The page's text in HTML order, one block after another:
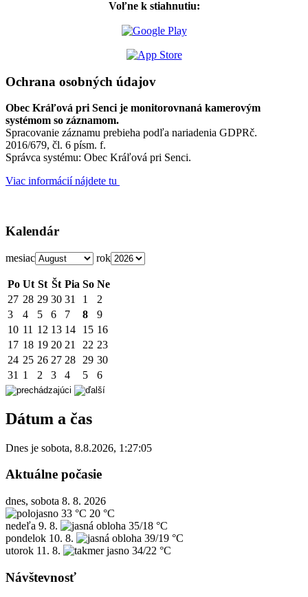
Voľne k stiahnutiu:
Ochrana osobných údajov
Obec Kráľová pri Senci je monitorovnaná kamerovým
systémom so záznamom.
Spracovanie záznamu prebieha podľa nariadenia GDPRč.
2016/679, čl. 6 písm. f.
Správca systému: Obec Kráľová pri Senci.
Viac informácií nájdete tu
Kalendár
mesiac rok
Po Ut St Št Pia So Ne
27 28 29 30 31 1
2
3
4 5 6 7 8
9
10 11 12 13 14 15 16
17 18 19 20 21 22 23
24 25 26 27 28 29 30
31 1 2 3 4 5 6
Dátum a čas
Dnes je sobota, 8.8.2026, 1:27:05
Aktuálne počasie
dnes, sobota 8. 8. 2026
33 °C 20 °C
nedeľa 9. 8.
35/18 °C
pondelok 10. 8.
39/19 °C
utorok 11. 8. 34/22 °C
Návštevnosť